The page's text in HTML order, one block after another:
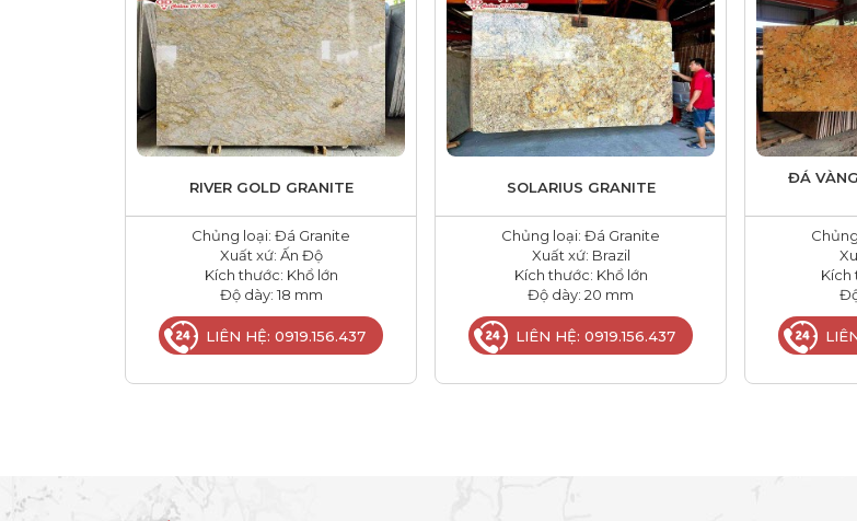
RIVER GOLD GRANITE
Chủng loại: Đá Granite
Xuất xứ: Ấn Độ
Kích thước: Khổ lớn
Độ dày: 18 mm
LIÊN HỆ: 0919.156.437
SOLARIUS GRANITE
Chủng loại: Đá Granite
Xuất xứ: Brazil
Kích thước: Khổ lớn
Độ dày: 20 mm
LIÊN HỆ: 0919.156.437
ĐÁ
Kích